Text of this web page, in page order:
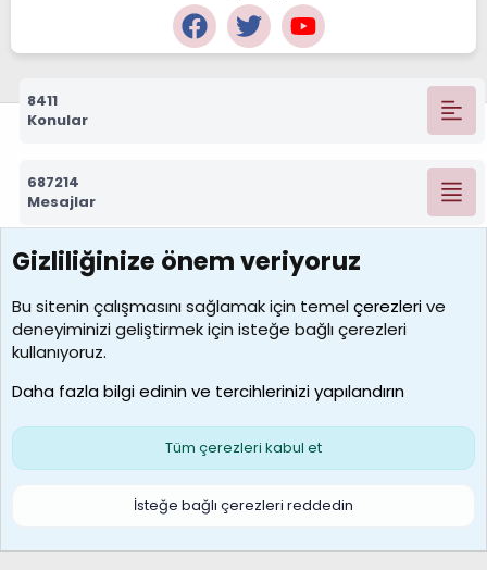
8411
Konular
687214
Mesajlar
7388
Kullanıcılar
borabekirogluu
Son üye
Çerezler
S
Gizliliğinize önem veriyoruz
Bu sitenin çalışmasını sağlamak için temelçerezlerive
deneyiminizi geliştirmek için isteğe bağlı çerezleri
kullanıyoruz.
Daha fazla bilgi edinin ve tercihlerinizi yapılandırın
Tüm çerezleri kabul et
İsteğe bağlı çerezleri reddedin